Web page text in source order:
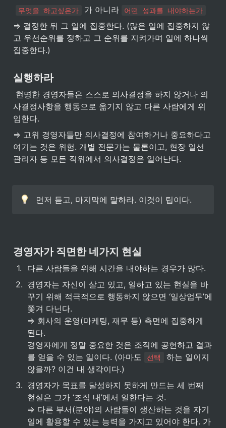
무엇을 하고싶은가 가 아니라 어떤 성과를 내야하는가
⇒ 결정한 뒤 그 일에 집중한다. (많은 일에 집중하지 않
고 우선순위를 정하고 그 순위를 지켜가며 일에 하나씩
집중한다.)
실행하라
사결정사항을 행동으로 옮기지 않고 다른 사람에게 위
임한다.
⇒ 고위 경영자들만 의사결정에 참여하거나 중요하다고
여기는 것은 위험. 개별 전문가는 물론이고, 현장 일선
관리자 등 모든 직위에서 의사결정은 일어난다.
먼저 듣고, 마지막에 말하라. 이것이 팁이다.
경영자가 직면한 네가지 현실
1.
다른 사람들을 위해 시간을 내야하는 경우가 많다.
2. 경영자는 자신이 살고 있고, 일하고 있는 현실을 바
꾸기 위해 적극적으로 행동하지 않으면 ‘일상업무’에
쫓겨 다닌다.
⇒ 회사의 운영(마케팅, 재무 등) 측면에 집중하게
된다.
경영자에게 정말 중요한 것은 조직에 공헌하고 결과
를 얻을 수 있는 일이다. (아마도
선택
하는 일이지
않을까? 이건 내 생각이다.)
3. 경영자가 목표를 달성하지 못하게 만드는 세 번째
현실은 그가 ‘조직 내’에서 일한다는 것.
⇒ 다른 부서(분야)의 사람들이 생산하는 것을 자기
일에 활용할 수 있는 능력을 가지고 있어야 한다. 가